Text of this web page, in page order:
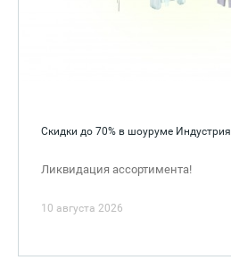
Скидки до 70% в шоуруме Индустрия
Ликвидация ассортимента!
10 августа 2026